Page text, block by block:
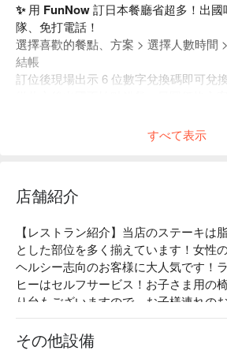
✨ 用 FunNow 訂日本餐廳省超多！出
隊、免打電話！
選擇喜歡的餐點、方案 > 選擇人數時間
結帳
訂位後現場出示 6 位數字兌換碼即可兌
すべて表示
店舗紹介
【レストラン紹介】当店のステーキは
とした部位を多く揃えています！女性
ヘルシー志向のお客様に大人気です！
ヒーはセルフサービス！お子さま用の
り台もございますので、お子様連れの
食事をお召し上がり頂けます！半個室
す。
【看板メニュー】
その他設備